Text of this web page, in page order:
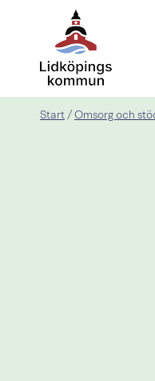
Start / Omsorg och